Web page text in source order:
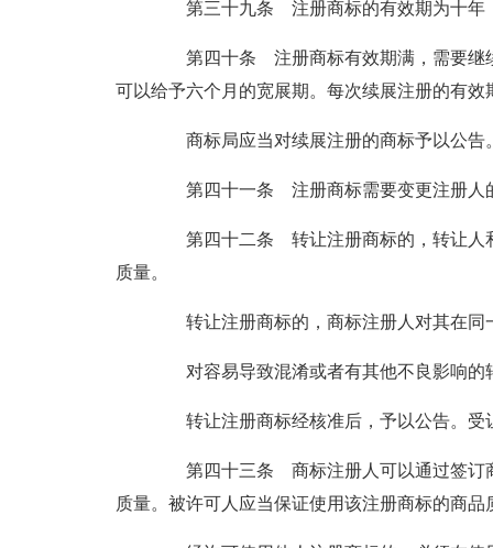
第三十九条 注册商标的有效期为十年
第四十条 注册商标有效期满，需要继续
可以给予六个月的宽展期。每次续展注册的有
商标局应当对续展注册的商标予以公告
第四十一条 注册商标需要变更注册人的
第四十二条 转让注册商标的，转让人和
质量。
转让注册商标的，商标注册人对其在同
对容易导致混淆或者有其他不良影响的
转让注册商标经核准后，予以公告。受
第四十三条 商标注册人可以通过签订商
质量。被许可人应当保证使用该注册商标的商品